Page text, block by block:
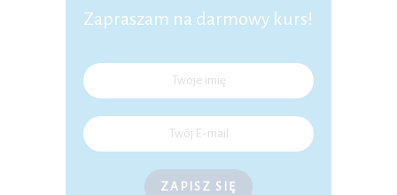
Zapraszam na darmowy kurs!
ZAPISZ SIĘ